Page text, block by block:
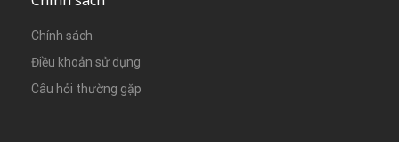
Chính sách
Điều khoản sử dụng
Câu hỏi thường gặp